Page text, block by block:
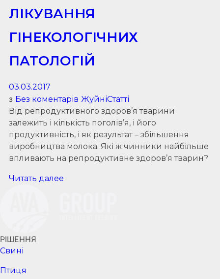
ЛІКУВАННЯ
ГІНЕКОЛОГІЧНИХ
ПАТОЛОГІЙ
03.03.2017
з Без коментарів ЖуйніСтатті
Від репродуктивного здоров’я тварини
залежить і кількість поголів’я, і його
продуктивність, і як результат – збільшення
виробництва молока. Які ж чинники найбільше
впливають на репродуктивне здоров’я тварин?
Читать далее
РІШЕННЯ
Cвині
Птиця